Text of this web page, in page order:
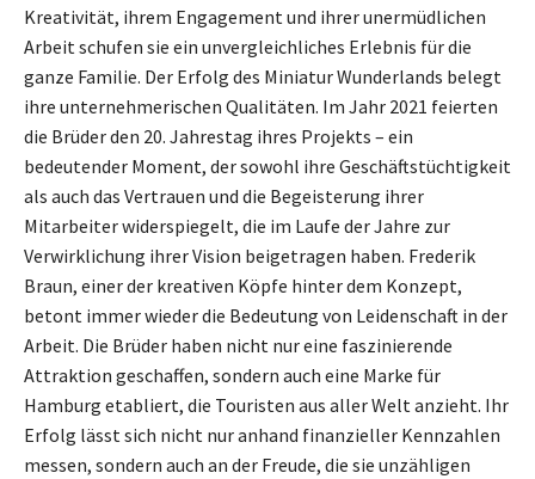
Kreativität, ihrem Engagement und ihrer unermüdlichen
Arbeit schufen sie ein unvergleichliches Erlebnis für die
ganze Familie. Der Erfolg des Miniatur Wunderlands belegt
ihre unternehmerischen Qualitäten. Im Jahr 2021 feierten
die Brüder den 20. Jahrestag ihres Projekts – ein
bedeutender Moment, der sowohl ihre Geschäftstüchtigkeit
als auch das Vertrauen und die Begeisterung ihrer
Mitarbeiter widerspiegelt, die im Laufe der Jahre zur
Verwirklichung ihrer Vision beigetragen haben. Frederik
Braun, einer der kreativen Köpfe hinter dem Konzept,
betont immer wieder die Bedeutung von Leidenschaft in der
Arbeit. Die Brüder haben nicht nur eine faszinierende
Attraktion geschaffen, sondern auch eine Marke für
Hamburg etabliert, die Touristen aus aller Welt anzieht. Ihr
Erfolg lässt sich nicht nur anhand finanzieller Kennzahlen
messen, sondern auch an der Freude, die sie unzähligen